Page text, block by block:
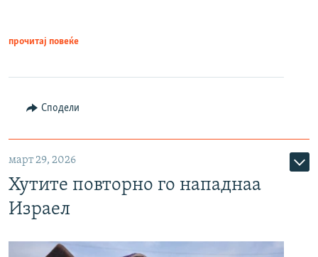
прочитај повеќе
Сподели
март 29, 2026
Хутите повторно го нападнаа
Израел